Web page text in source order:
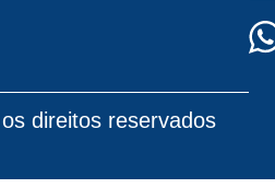
direitos reservados